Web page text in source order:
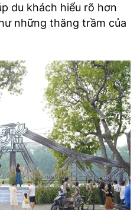
du khách hiểu rõ hơn
những thăng trầm của